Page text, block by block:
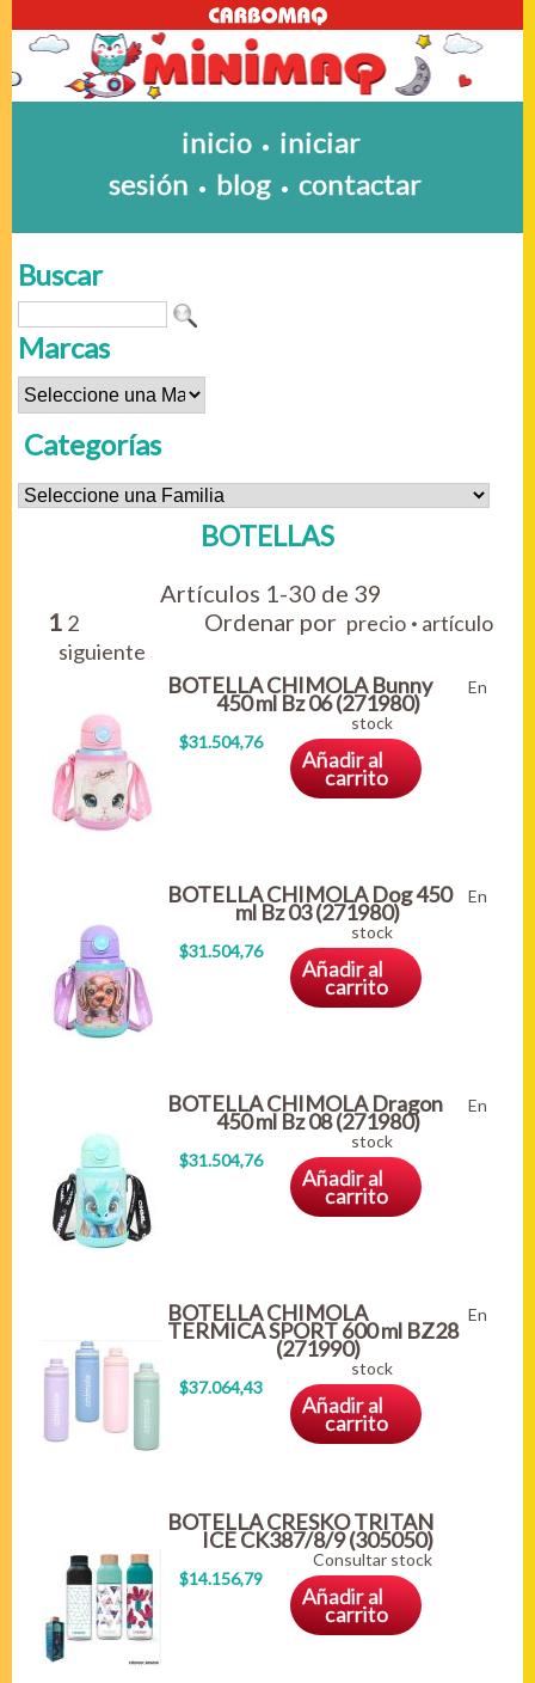
inicio • iniciar
sesión • blog • contactar
Buscar
Marcas
Categorías
BOTELLAS
Artículos 1-30 de 39
1 2
siguiente
Ordenar por precio · artículo
BOTELLA CHIMOLA Bunny
450 ml Bz 06 (271980)
$31.504,76
En
stock
Añadir al
carrito
BOTELLA CHIMOLA Dog 450
ml Bz 03 (271980)
$31.504,76
En
stock
Añadir al
carrito
BOTELLA CHIMOLA Dragon
450 ml Bz 08 (271980)
$31.504,76
En
stock
Añadir al
carrito
BOTELLA CHIMOLA
TERMICA SPORT 600 ml BZ28
(271990)
$37.064,43
En
stock
Añadir al
carrito
BOTELLA CRESKO TRITAN
ICE CK387/8/9 (305050)
$14.156,79
Consultar stock
Añadir al
carrito